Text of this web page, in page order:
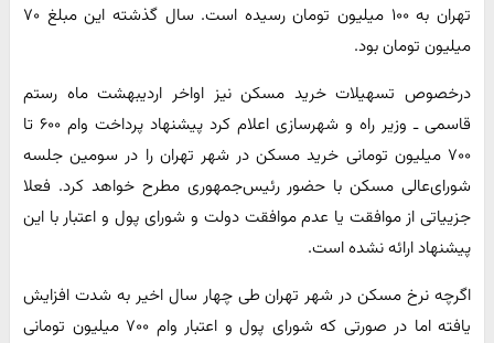
تهران به ۱۰۰ میلیون تومان رسیده است. سال گذشته این مبلغ ۷۰
میلیون تومان بود.
درخصوص تسهیلات خرید مسکن نیز اواخر اردیبهشت ماه رستم
قاسمی ـ وزیر راه و شهرسازی اعلام کرد پیشنهاد پرداخت وام ۶۰۰ تا
۷۰۰ میلیون تومانی خرید مسکن در شهر تهران را در سومین جلسه
شورای‌عالی مسکن با حضور رئیس‌جمهوری مطرح خواهد کرد. فعلا
جزییاتی از موافقت یا عدم موافقت دولت و شورای پول و اعتبار با این
پیشنهاد ارائه نشده است.
اگرچه نرخ مسکن در شهر تهران طی چهار سال اخیر به شدت افزایش
یافته اما در صورتی که شورای پول و اعتبار وام ۷۰۰ میلیون تومانی